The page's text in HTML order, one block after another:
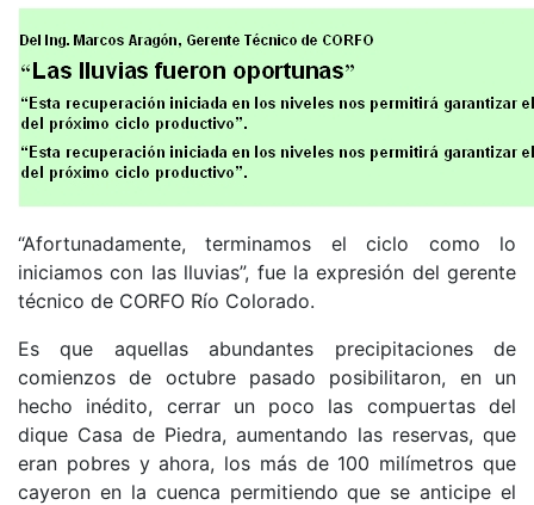
“Afortunadamente, terminamos el ciclo como lo
iniciamos con las lluvias”, fue la expresión del gerente
técnico de CORFO Río Colorado.
Es que aquellas abundantes precipitaciones de
comienzos de octubre pasado posibilitaron, en un
hecho inédito, cerrar un poco las compuertas del
dique Casa de Piedra, aumentando las reservas, que
eran pobres y ahora, los más de 100 milímetros que
cayeron en la cuenca permitiendo que se anticipe el